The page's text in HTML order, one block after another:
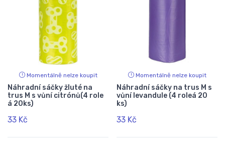
Momentálně nelze koupit
Náhradní sáčky žluté na
trus M s vůní citrónů(4 role
á 20ks)
33 Kč
Momentálně nelze koupit
Náhradní sáčky na trus M s
vůní levandule (4 roleá 20
ks)
33 Kč